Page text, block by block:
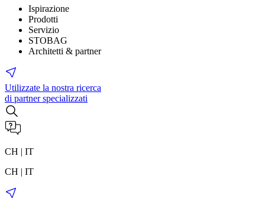
Ispirazione
Prodotti
Servizio
STOBAG
Architetti & partner
Utilizzate la nostra ricerca
di partner specializzati
CH | IT
CH | IT